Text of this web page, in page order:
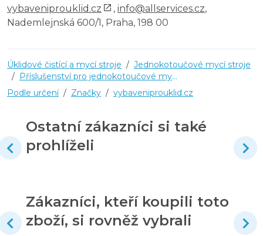
vybaveniprouklid.cz , info@allservices.cz,
Nademlejnská 600/1, Praha, 198 00
Úklidové čistící a mycí stroje / Jednokotoučové mycí stroje
/
Příslušenství pro jednokotoučové mycí stroje
Podle určení / Značky / vybaveniprouklid.cz
Ostatní zákazníci si také
prohlíželi
Zákazníci, kteří koupili toto
zboží, si rovněž vybrali